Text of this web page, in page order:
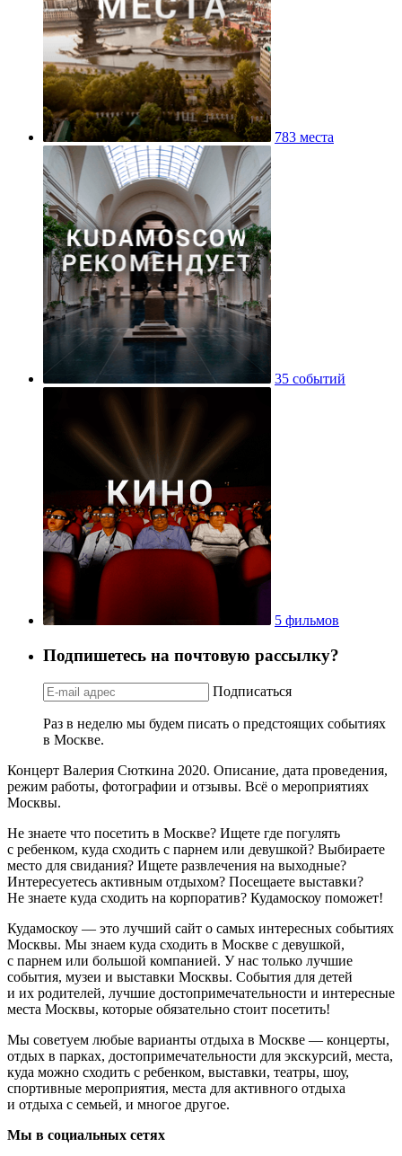
783 места
35 событий
5 фильмов
Подпишетесь на почтовую рассылку?
Подписаться
Раз в неделю мы будем писать о предстоящих событиях
в Москве.
Концерт Валерия Сюткина 2020. Описание, дата проведения,
режим работы, фотографии и отзывы. Всё о мероприятиях
Москвы.
Не знаете что посетить в Москве? Ищете где погулять
с ребенком, куда сходить с парнем или девушкой? Выбираете
место для свидания? Ищете развлечения на выходные?
Интересуетесь активным отдыхом? Посещаете выставки?
Не знаете куда сходить на корпоратив? Кудамоскоу поможет!
Кудамоскоу — это лучший сайт о самых интересных событиях
Москвы. Мы знаем куда сходить в Москве с девушкой,
с парнем или большой компанией. У нас только лучшие
события, музеи и выставки Москвы. События для детей
и их родителей, лучшие достопримечательности и интересные
места Москвы, которые обязательно стоит посетить!
Мы советуем любые варианты отдыха в Москве — концерты,
отдых в парках, достопримечательности для экскурсий, места,
куда можно сходить с ребенком, выставки, театры, шоу,
спортивные мероприятия, места для активного отдыха
и отдыха с семьей, и многое другое.
Мы в социальных сетях